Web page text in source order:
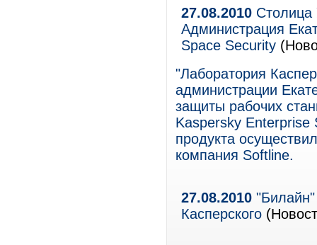
27.08.2010 Столица
Администрация
Space Security
"Лаборатория
администрации
защиты рабочих
Kaspersky Enterprise
продукта
компания Softline.
27.08.2010 "Билайн"
Касперского